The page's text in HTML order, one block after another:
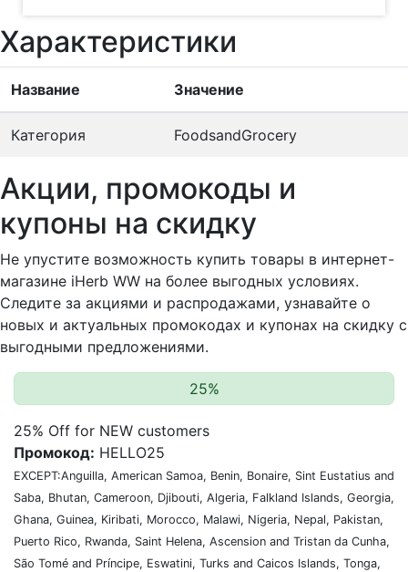
Характеристики
Название Значение
Категория FoodsandGrocery
Акции, промокоды и
купоны на скидку
Не упустите возможность купить товары в интернет-
магазине iHerb WW на более выгодных условиях.
Следите за акциями и распродажами, узнавайте о
новых и актуальных промокодах и купонах на скидку с
выгодными предложениями.
25%
25% Off for NEW customers
Промокод: HELLO25
EXCEPT:Anguilla, American Samoa, Benin, Bonaire, Sint Eustatius and
Saba, Bhutan, Cameroon, Djibouti, Algeria, Falkland Islands, Georgia,
Ghana, Guinea, Kiribati, Morocco, Malawi, Nigeria, Nepal, Pakistan,
Puerto Rico, Rwanda, Saint Helena, Ascension and Tristan da Cunha,
São Tomé and Príncipe, Eswatini, Turks and Caicos Islands, Tonga,